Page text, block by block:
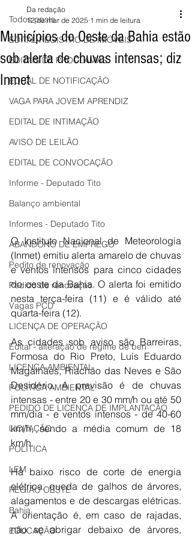
Todos posts
EDITAL REGISTRO DE IMÓVEIS
EDITAIS DE PROCLAMAS
EDITAL DE NOTIFICAÇÃO
VAGA PARA JOVEM APRENDIZ
EDITAL DE INTIMAÇÃO
AVISO DE LEILÃO
EDITAL DE CONVOCAÇÃO
Informe - Deputado Tito
Balanço ambiental
Informes - Deputado Tito
ABANDONO DE EMPREGO
Pedito de renovação
Pedido de renovação
Vagas PCD
LICENÇA DE OPERAÇÃO
Edital - alteração de regime de ben
LICENÇA AMBIENTAL
POLÍTICA AMBIENTAL
PEDIDO DE LICENÇA DE IMPLANTAÇÃO
LICITAÇÃO
POLÍTICA
LEM
REGIÃO OESTE
Bahia
EDUCAÇÃO
Municípios do Oeste da Bahia estão
sob alerta de chuvas intensas; diz
Inmet
Da redação
12 de mar de 2025 1 min de leitura
O Instituto Nacional de Meteorologia
(Inmet) emitiu alerta amarelo de chuvas
e ventos intensos para cinco cidades
do oeste da Bahia. O alerta foi emitido
nesta terça-feira (11) e é válido até
quarta-feira (12).
As cidades sob aviso são Barreiras,
Formosa do Rio Preto, Luís Eduardo
Magalhães, Riachão das Neves e São
Desidério. A previsão é de chuvas
intensas - entre 20 e 30 mm/h ou até 50
mm/dia - e ventos intensos - de 40-60
km/h, sendo a média comum de 18
km/h.
Há baixo risco de corte de energia
elétrica, queda de galhos de árvores,
alagamentos e de descargas elétricas.
A orientação é, em caso de rajadas,
não se abrigar debaixo de árvores,